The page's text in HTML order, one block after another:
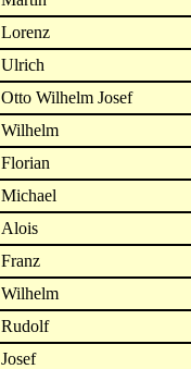
Lorenz
Ulrich
Otto Wilhelm Josef
Wilhelm
Florian
Michael
Alois
Franz
Wilhelm
Rudolf
Josef